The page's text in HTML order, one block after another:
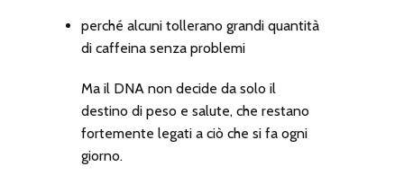
perché alcuni tollerano grandi quantità
di caffeina senza problemi
Ma il DNA non decide da solo il
destino di peso e salute, che restano
fortemente legati a ciò che si fa ogni
giorno.